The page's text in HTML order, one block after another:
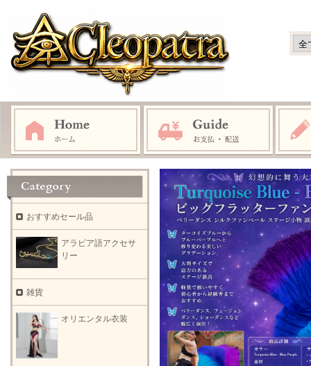
おすすめセール品
アラビア語アクセサ
リー
雑貨
オリエンタル衣装